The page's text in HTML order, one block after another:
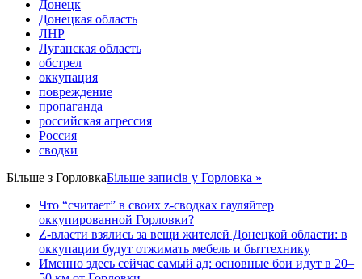
Донецк
Донецкая область
ЛНР
Луганская область
обстрел
оккупация
повреждение
пропаганда
российская агрессия
Россия
сводки
Більше з ГорловкаБільше записів у Горловка »
Что “считает” в своих z-сводках гауляйтер
оккупированной Горловки?
Z-власти взялись за вещи жителей Донецкой области: в
оккупации будут отжимать мебель и быттехнику
Именно здесь сейчас самый ад: основные бои идут в 20–